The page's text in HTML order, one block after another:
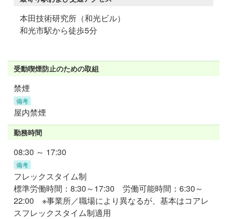
本田技術研究所（和光ビル）
和光市駅から徒歩5分
受動喫煙防止のための取組
禁煙
備考
屋内禁煙
勤務時間
08:30 ～ 17:30
備考
フレックスタイム制
標準労働時間：8:30～17:30 労働可能時間：6:30～
22:00 ※事業所／職場により異なるが、基本はコアレ
スフレックスタイム制適用